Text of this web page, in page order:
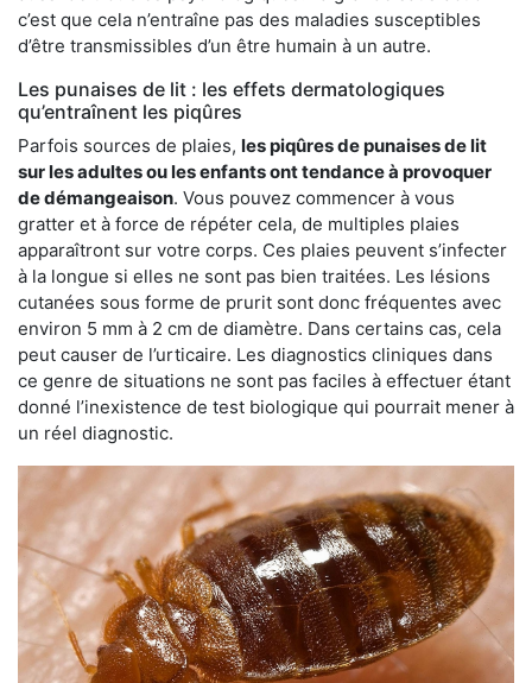
c’est que cela n’entraîne pas des maladies susceptibles
d’être transmissibles d’un être humain à un autre.
Les punaises de lit : les effets dermatologiques
qu’entraînent les piqûres
Parfois sources de plaies, les piqûres de punaises de lit
sur les adultes ou les enfants ont tendance à provoquer
de démangeaison. Vous pouvez commencer à vous
gratter et à force de répéter cela, de multiples plaies
apparaîtront sur votre corps. Ces plaies peuvent s’infecter
à la longue si elles ne sont pas bien traitées. Les lésions
cutanées sous forme de prurit sont donc fréquentes avec
environ 5 mm à 2 cm de diamètre. Dans certains cas, cela
peut causer de l’urticaire. Les diagnostics cliniques dans
ce genre de situations ne sont pas faciles à effectuer étant
donné l’inexistence de test biologique qui pourrait mener à
un réel diagnostic.